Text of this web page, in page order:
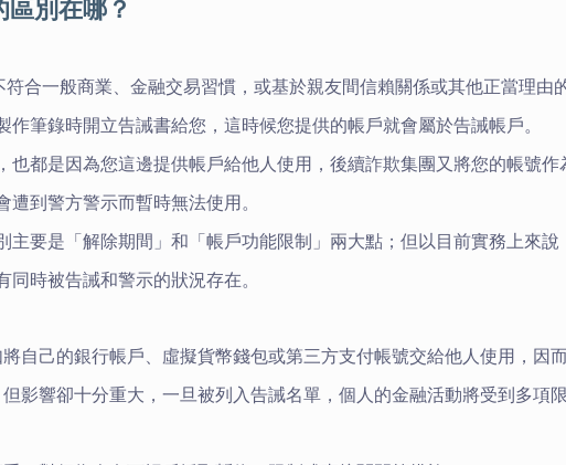
別在哪？
符合一般商業、金融交易習慣，或基於親友間信賴關係或其他正當理由
筆錄時開立告誡書給您，這時候您提供的帳戶就會屬於告誡帳戶。
，也都是因為您這邊提供帳戶給他人使用，後續詐欺集團又將您的帳號作
到警方警示而暫時無法使用。
主要是「解除期間」和「帳戶功能限制」兩大點；但以目前實務上來說
時被告誡和警示的狀況存在。
自己的銀行帳戶、虛擬貨幣錢包或第三方支付帳號交給他人使用，因
影響卻十分重大，一旦被列入告誡名單，個人的金融活動將受到多項限